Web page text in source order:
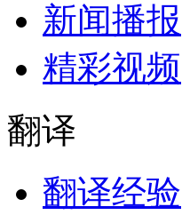
新闻播报
精彩视频
翻译
翻译经验